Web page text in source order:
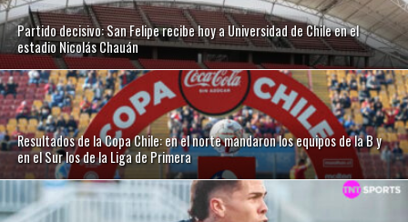
Partido decisivo: San Felipe recibe hoy a Universidad de Chile en el
estadio Nicolás Chauán
Resultados de la Copa Chile: en el norte mandaron los equipos de la B y
en el Sur los de la Liga de Primera